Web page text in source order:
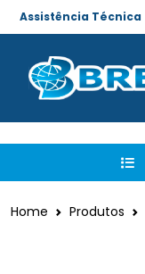
Assistência Técnica
Home Produtos